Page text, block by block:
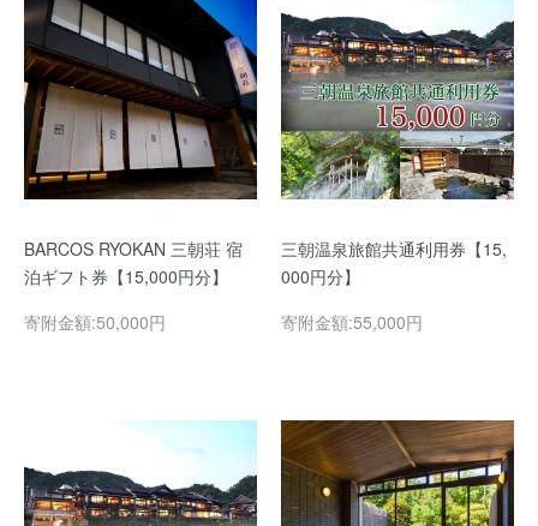
BARCOS RYOKAN 三朝荘 宿
泊ギフト券【15,000円分】
寄附金額:50,000円
三朝温泉旅館共通利用券【15,
000円分】
寄附金額:55,000円